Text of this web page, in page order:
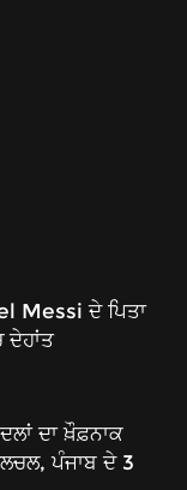
Messi ਦੇ ਪਿਤਾ
ਦੇਹਾਂਤ
ਦਾ ਖ਼ੌਫ਼ਨਾਕ
ਪੰਜਾਬ ਦੇ 3